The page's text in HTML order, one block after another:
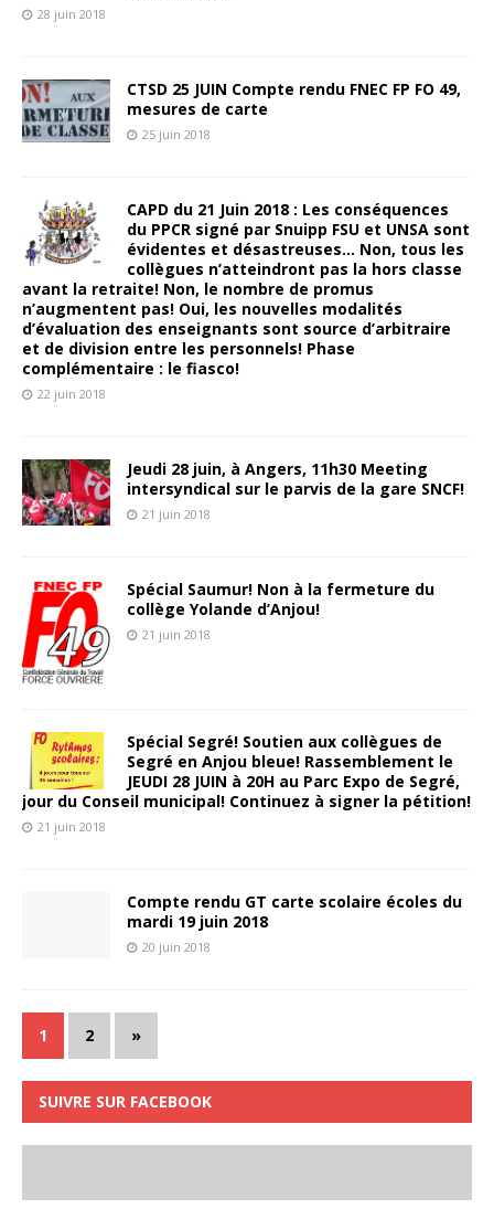
28 juin 2018
CTSD 25 JUIN Compte rendu FNEC FP FO 49,
mesures de carte
25 juin 2018
CAPD du 21 Juin 2018 : Les conséquences
du PPCR signé par Snuipp FSU et UNSA sont
évidentes et désastreuses… Non, tous les
collègues n’atteindront pas la hors classe
avant la retraite! Non, le nombre de promus
n’augmentent pas! Oui, les nouvelles modalités
d’évaluation des enseignants sont source d’arbitraire
et de division entre les personnels! Phase
complémentaire : le fiasco!
22 juin 2018
Jeudi 28 juin, à Angers, 11h30 Meeting
intersyndical sur le parvis de la gare SNCF!
21 juin 2018
Spécial Saumur! Non à la fermeture du
collège Yolande d’Anjou!
21 juin 2018
Spécial Segré! Soutien aux collègues de
Segré en Anjou bleue! Rassemblement le
JEUDI 28 JUIN à 20H au Parc Expo de Segré,
jour du Conseil municipal! Continuez à signer la pétition!
21 juin 2018
Compte rendu GT carte scolaire écoles du
mardi 19 juin 2018
20 juin 2018
1 2 »
SUIVRE SUR FACEBOOK